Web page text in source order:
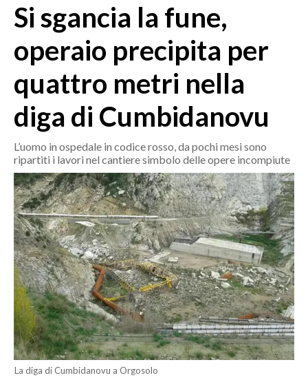
SASSARI E PROVINCIA
GALLURA
NUORO E PROVINCIA
OGLIASTRA
AGENDA
CRONACA
ITALIA
MONDO
POLITICA
ECONOMIA
SERVIZI ALLE IMPRESE
LAVORO
BANDI
SPORT IN SARDEGNA
Si sgancia la fune,
operaio precipita per
quattro metri nella
diga di Cumbidanovu
L’uomo in ospedale in codice rosso, da pochi mesi sono
ripartiti i lavori nel cantiere simbolo delle opere incompiute
La diga di Cumbidanovu a Orgosolo